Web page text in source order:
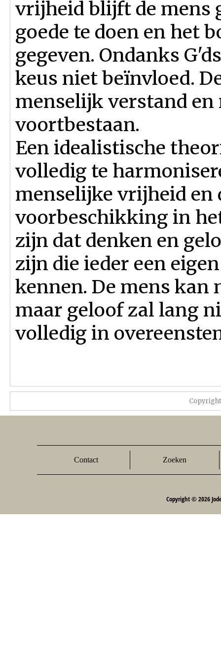
vrijheid blijft de mens
goede te doen en het
gegeven. Ondanks
keus niet beïnvloed.
menselijk verstand
voortbestaan.
Een idealistische
volledig te
menselijke vrijheid en
voorbeschikking in
zijn dat denken en
zijn die ieder een
kennen. De mens kan
maar geloof zal lang
volledig in
Contact Zoeken
Copyright © 2026